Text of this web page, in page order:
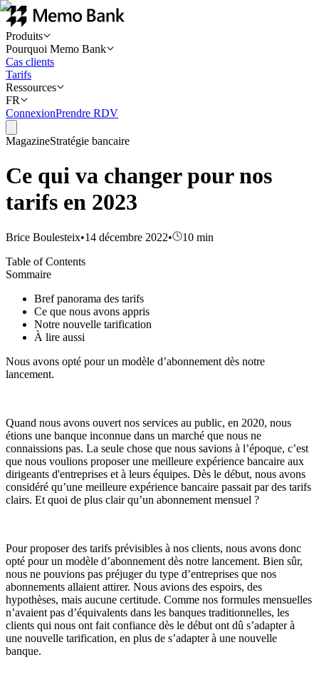
Produits
Pourquoi Memo Bank
Cas clients
Tarifs
Ressources
FR
ConnexionPrendre RDV
MagazineStratégie bancaire
Ce qui va changer pour nos
tarifs en 2023
Brice Boulesteix•14 décembre 2022• 10 min
Table of Contents
Sommaire
Bref panorama des tarifs
Ce que nous avons appris
Notre nouvelle tarification
À lire aussi
Nous avons opté pour un modèle d’abonnement dès notre
lancement.
Quand nous avons ouvert nos services au public, en 2020, nous
étions une banque inconnue dans un marché que nous ne
connaissions pas. La seule chose que nous savions à l’époque, c’est
que nous voulions proposer une meilleure expérience bancaire aux
dirigeants d'entreprises et à leurs équipes. Dès le début, nous avons
considéré qu’une meilleure expérience bancaire passait par des tarifs
clairs. Et quoi de plus clair qu’un abonnement mensuel ?
Pour proposer des tarifs prévisibles à nos clients, nous avons donc
opté pour un modèle d’abonnement dès notre lancement. Bien sûr,
nous ne pouvions pas préjuger du type d’entreprises que nos
abonnements allaient attirer. Nous avions des espoirs, des
hypothèses, mais aucune certitude. Comme nos formules mensuelles
n’avaient pas d’équivalents dans les banques traditionnelles, les
clients qui nous ont fait confiance dès le début ont dû s’adapter à
une nouvelle tarification, en plus de s’adapter à une nouvelle
banque.